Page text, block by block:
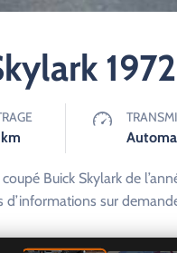
1972
km
Buick Skylark de
d’informations sur